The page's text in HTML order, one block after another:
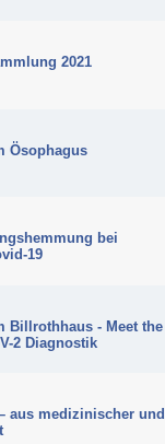
2021
Ösophagus
bei
19
Billrothhaus - Meet
2 Diagnostik
aus medizinischer und